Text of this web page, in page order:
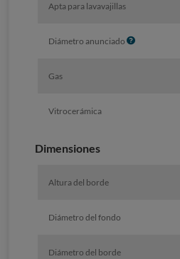
Apta para lavavajillas
Diámetro anunciado I
Gas
Vitrocerámica
Dimensiones
Altura del borde
Diámetro del fondo
Diámetro del borde